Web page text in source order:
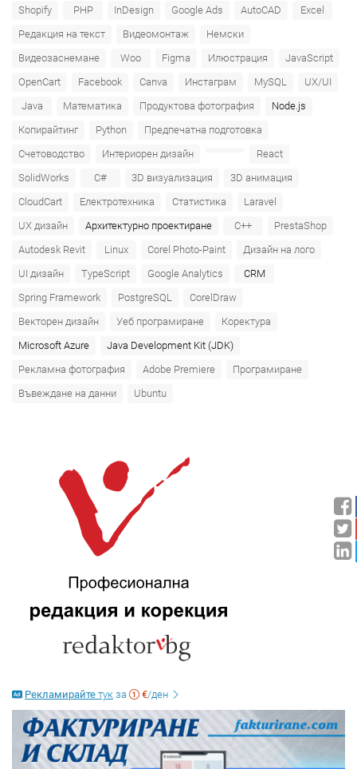
Shopify
PHP InDesign Google Ads AutoCAD
Excel
Редакция на текст
Видеомонтаж
Немски
Видеозаснемане
Woo Figma Илюстрация
JavaScript
OpenCart
Facebook Canva Инстаграм MySQL
UX/UI
Java
Математика Продуктова фотография
Node.js
Копирайтинг
Python
Предпечатна подготовка
Счетоводство
Интериорен дизайн
React
SolidWorks
C# 3D визуализация
3D анимация
CloudCart
Електротехника Статистика
Laravel
UX дизайн
Архитектурно проектиране C++
PrestaShop
Autodesk Revit
Linux Corel Photo-Paint
Дизайн на лого
UI дизайн
TypeScript Google Analytics
CRM
Spring Framework
PostgreSQL
CorelDraw
Векторен дизайн
Уеб програмиране
Коректура
Microsoft Azure‎
Java Development Kit (JDK)
Рекламна фотография
Adobe Premiere
Програмиране
Въвеждане на данни
Ubuntu
Рекламирайте тук за €/ден